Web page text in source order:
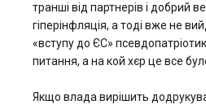
транші від партнерів і добрий
гіперінфляція, а тоді вже не
«вступу до ЄС»
питання, а на кой хєр це все
Якщо влада вирішить